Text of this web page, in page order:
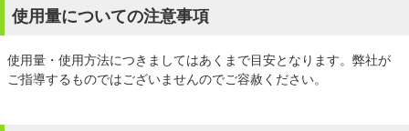
使用量についての注意事項
使用量・使用方法につきましてはあくまで目安となります。弊社が
ご指導するものではございませんのでご容赦ください。